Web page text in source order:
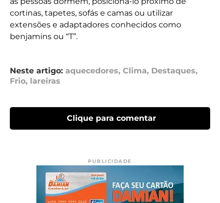
cortinas, tapetes, sofás e camas ou utilizar
extensões e adaptadores conhecidos como
benjamins ou “T”.
Neste artigo: aquecedores, Clima, Destaques,
Frio, lareiras
Clique para comentar
PUBLICIDADE